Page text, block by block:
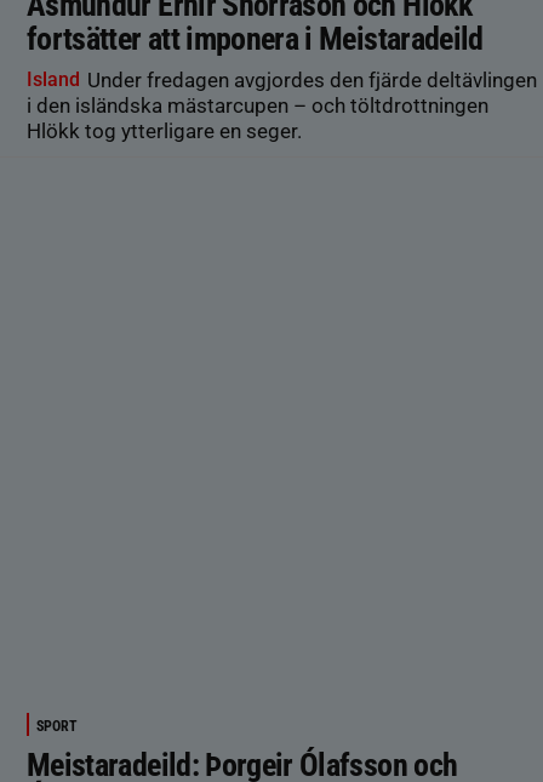
fortsätter att imponera i Meistaradeild
Island Under fredagen avgjordes den fjärde deltävlingen
i den isländska mästarcupen – och töltdrottningen
Hlökk tog ytterligare en seger.
SPORT
Meistaradeild: Þorgeir Ólafsson och